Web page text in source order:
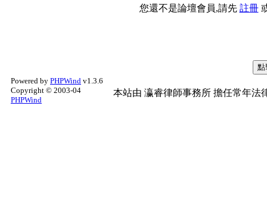
您還不是論壇會員,請先 註冊
Powered by PHPWind v1.3.6
Copyright © 2003-04
PHPWind
本站由 瀛睿律師事務所 擔任常年法